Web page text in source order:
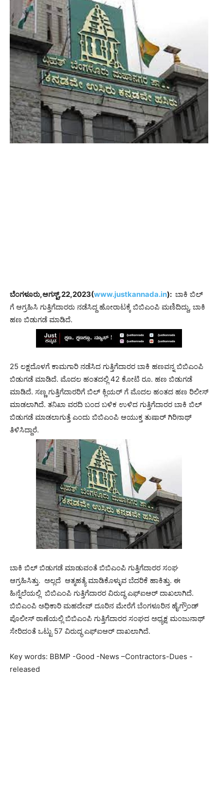
ಬೆಂಗಳೂರು,ಆಗಸ್ಟ್,22,2023(www.justkannada.in): ಬಾಕಿ ಬಿಲ್
ಗೆ ಆಗ್ರಹಿಸಿ ಗುತ್ತಿಗೆದಾರರು ನಡೆಸಿದ್ದ ಹೋರಾಟಕ್ಕೆ ಬಿಬಿಎಂಪಿ ಮಣಿದಿದ್ದು, ಬಾಕಿ
ಹಣ ಬಿಡುಗಡೆ ಮಾಡಿದೆ.
25 ಲಕ್ಷದೊಳಗೆ ಕಾಮಗಾರಿ ನಡೆಸಿದ ಗುತ್ತಿಗೆದಾರರ ಬಾಕಿ ಹಣವನ್ನ ಬಿಬಿಎಂಪಿ
ಬಿಡುಗಡೆ ಮಾಡಿದೆ. ಮೊದಲ ಹಂತದಲ್ಲಿ 42 ಕೋಟಿ ರೂ. ಹಣ ಬಿಡುಗಡೆ
ಮಾಡಿದೆ. ಸಣ್ಣ ಗುತ್ತಿಗೆದಾರರಿಗೆ ಬಿಲ್‌ ಕ್ಲಿಯರ್ ​​ಗೆ ಮೊದಲ ಹಂತದ ಹಣ ರಿಲೀಸ್
ಮಾಡಲಾಗಿದೆ. ತನಿಖಾ ವರದಿ ಬಂದ ಬಳಿಕ ಉಳಿದ ಗುತ್ತಿಗೆದಾರರ ಬಾಕಿ ಬಿಲ್
ಬಿಡುಗಡೆ ಮಾಡಲಾಗುತ್ತೆ ಎಂದು ಬಿಬಿಎಂಪಿ ಆಯುಕ್ತ ತುಷಾರ್ ಗಿರಿನಾಥ್
ತಿಳಿಸಿದ್ದಾರೆ.
ಬಾಕಿ ಬಿಲ್​ ಬಿಡುಗಡೆ ಮಾಡುವಂತೆ ಬಿಬಿಎಂಪಿ ಗುತ್ತಿಗೆದಾರರ ಸಂಘ
ಆಗ್ರಹಿಸಿತ್ತು. ಅಲ್ಲದೆ ಆತ್ಮಹತ್ಯೆ ಮಾಡಿಕೊಳ್ಳುವ ಬೆದರಿಕೆ ಹಾಕಿತ್ತು. ಈ
ಹಿನ್ನೆಲೆಯಲ್ಲಿ ಬಿಬಿಎಂಪಿ ಗುತ್ತಿಗೆದಾರರ ವಿರುದ್ಧ ಎಫ್​ಐಆರ್ ದಾಖಲಾಗಿದೆ.
ಬಿಬಿಎಂಪಿ ಅಧಿಕಾರಿ ಮಹದೇವ್ ದೂರಿನ ಮೇರೆಗೆ ಬೆಂಗಳೂರಿನ ಹೈಗ್ರೌಂಡ್
ಪೊಲೀಸ್ ಠಾಣೆಯಲ್ಲಿ ಬಿಬಿಎಂಪಿ ಗುತ್ತಿಗೆದಾರರ ಸಂಘದ ಅಧ್ಯಕ್ಷ ಮಂಜುನಾಥ್
ಸೇರಿದಂತೆ ಒಟ್ಟು 57 ವಿರುದ್ಧ ಎಫ್‌ಐಆರ್‌ ದಾಖಲಾಗಿದೆ.
Key words: BBMP -Good -News –Contractors-Dues -
released